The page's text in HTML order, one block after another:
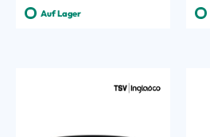
Auf Lager